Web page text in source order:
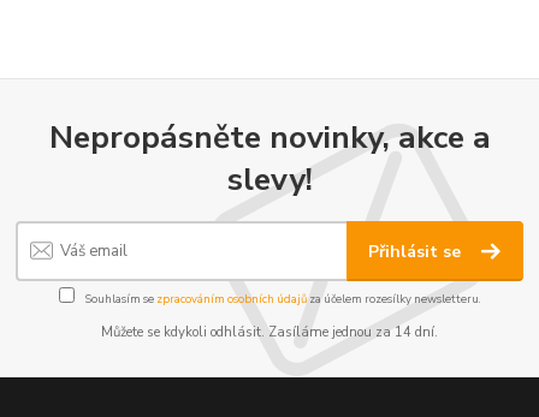
Nepropásněte novinky, akce a
slevy!
Přihlásit se
Souhlasím se zpracováním osobních údajůza účelem rozesílky newsletteru.
Můžete se kdykoli odhlásit. Zasíláme jednou za 14 dní.